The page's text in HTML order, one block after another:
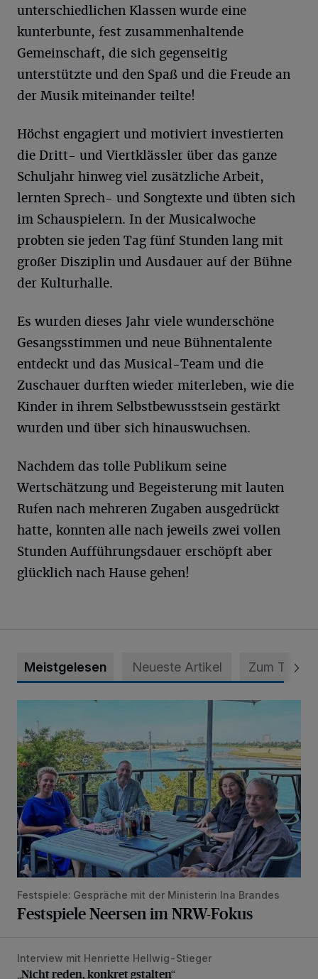
unterschiedlichen Klassen wurde eine
kunterbunte, fest zusammenhaltende
Gemeinschaft, die sich gegenseitig
unterstützte und den Spaß und die Freude an
der Musik miteinander teilte!
Höchst engagiert und motiviert investierten
die Dritt- und Viertklässler über das ganze
Schuljahr hinweg viel zusätzliche Arbeit,
lernten Sprech- und Songtexte und übten sich
im Schauspielern. In der Musicalwoche
probten sie jeden Tag fünf Stunden lang mit
großer Disziplin und Ausdauer auf der Bühne
der Kulturhalle.
Es wurden dieses Jahr viele wunderschöne
Gesangsstimmen und neue Bühnentalente
entdeckt und das Musical-Team und die
Zuschauer durften wieder miterleben, wie die
Kinder in ihrem Selbstbewusstsein gestärkt
wurden und über sich hinauswuchsen.
Nachdem das tolle Publikum seine
Wertschätzung und Begeisterung mit lauten
Rufen nach mehreren Zugaben ausgedrückt
hatte, konnten alle nach jeweils zwei vollen
Stunden Aufführungsdauer erschöpft aber
glücklich nach Hause gehen!
Meistgelesen Neueste Artikel Zum Thema
Festspiele: Gespräche mit der Ministerin Ina Brandes
Festspiele Neersen im NRW-Fokus
„Nicht reden, konkret gstalten“
Interview mit Henriette Hellwig-Stieger
„Nicht reden, konkret gstalten“